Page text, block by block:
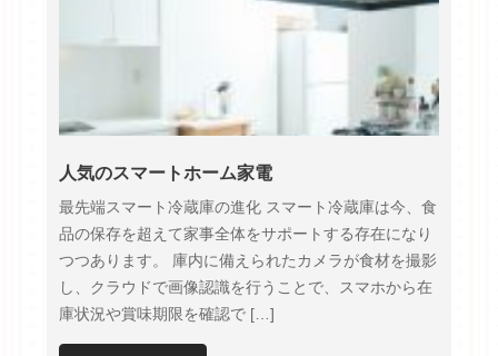
人気のスマートホーム家電
最先端スマート冷蔵庫の進化 スマート冷蔵庫は今、食
品の保存を超えて家事全体をサポートする存在になり
つつあります。 庫内に備えられたカメラが食材を撮影
し、クラウドで画像認識を行うことで、スマホから在
庫状況や賞味期限を確認で […]